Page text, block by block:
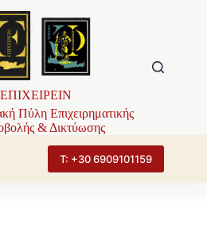
Πύλη Επιχειρηματικής
& Δικτύωσης
Τ: +30 6909101159